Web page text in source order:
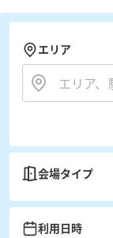
エリア
会場タイプ
利用日時